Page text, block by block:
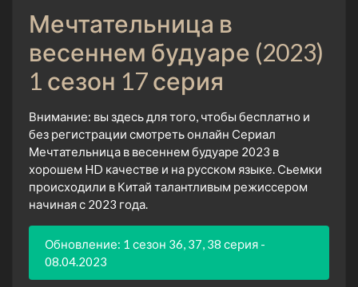
Мечтательница в
весеннем будуаре (2023)
1 сезон 17 серия
Внимание: вы здесь для того, чтобы бесплатно и
без регистрации смотреть онлайн Сериал
Мечтательница в весеннем будуаре 2023 в
хорошем HD качестве и на русском языке. Сьемки
происходили в Китай талантливым режиссером
начиная с 2023 года.
Обновление: 1 сезон 36, 37, 38 серия -
08.04.2023